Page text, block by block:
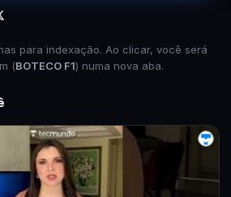
para indexação. Ao clicar, você será
(BOTECO F1) numa nova aba.